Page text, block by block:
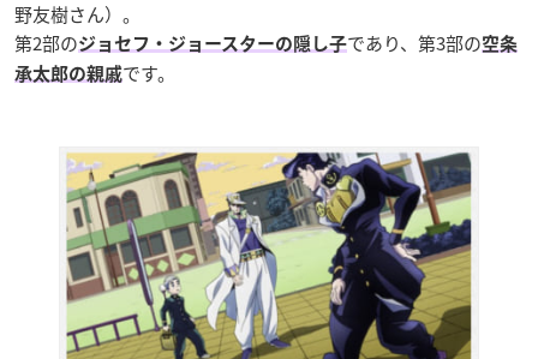
野友樹さん）。
第2部のジョセフ・ジョースターの隠し子であり、第3部の空条
承太郎の親戚です。